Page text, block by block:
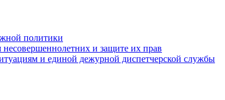
политики
и защите их прав
и единой дежурной диспетчерской службы